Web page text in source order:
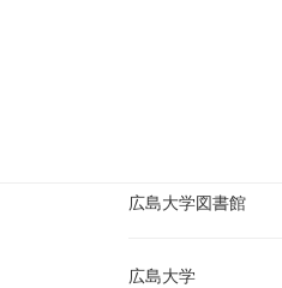
広島大学図書館
広島大学